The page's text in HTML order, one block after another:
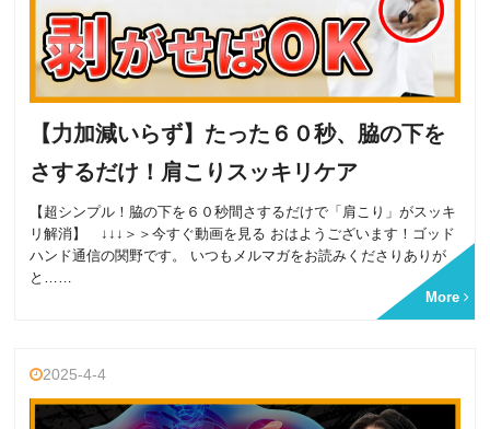
【力加減いらず】たった６０秒、脇の下を
さするだけ！肩こりスッキリケア
【超シンプル！脇の下を６０秒間さするだけで「肩こり」がスッキ
リ解消】 ↓↓↓＞＞今すぐ動画を見る おはようございます！ゴッド
ハンド通信の関野です。 いつもメルマガをお読みくださりありが
と……
More
2025-4-4